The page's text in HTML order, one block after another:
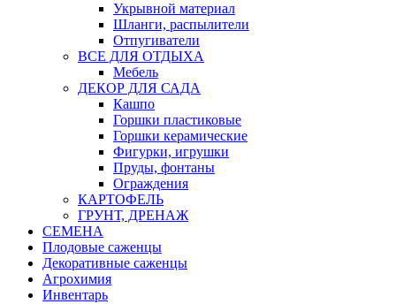
Укрывной материал
Шланги, распылители
Отпугиватели
ВСЕ ДЛЯ ОТДЫХА
Мебель
ДЕКОР ДЛЯ САДА
Кашпо
Горшки пластиковые
Горшки керамические
Фигурки, игрушки
Пруды, фонтаны
Ограждения
КАРТОФЕЛЬ
ГРУНТ, ДРЕНАЖ
СЕМЕНА
Плодовые саженцы
Декоративные саженцы
Агрохимия
Инвентарь